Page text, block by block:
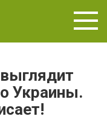
Украины.